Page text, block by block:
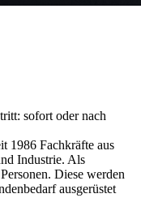
sofort oder nach
1986 Fachkräfte aus
Industrie. Als
Diese werden
ausgerüstet